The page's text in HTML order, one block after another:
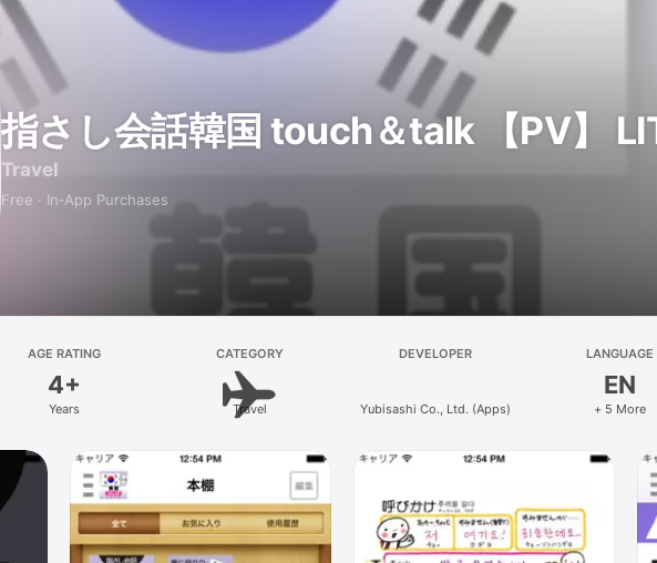
指さし会話韓国 touch＆talk 【PV】
Travel
Free · In‑App Purchases
AGE RATING
4+
Years
CATEGORY
Travel
DEVELOPER
Yubisashi Co., Ltd. (Apps)
LANGUAGE
EN
+ 5 More